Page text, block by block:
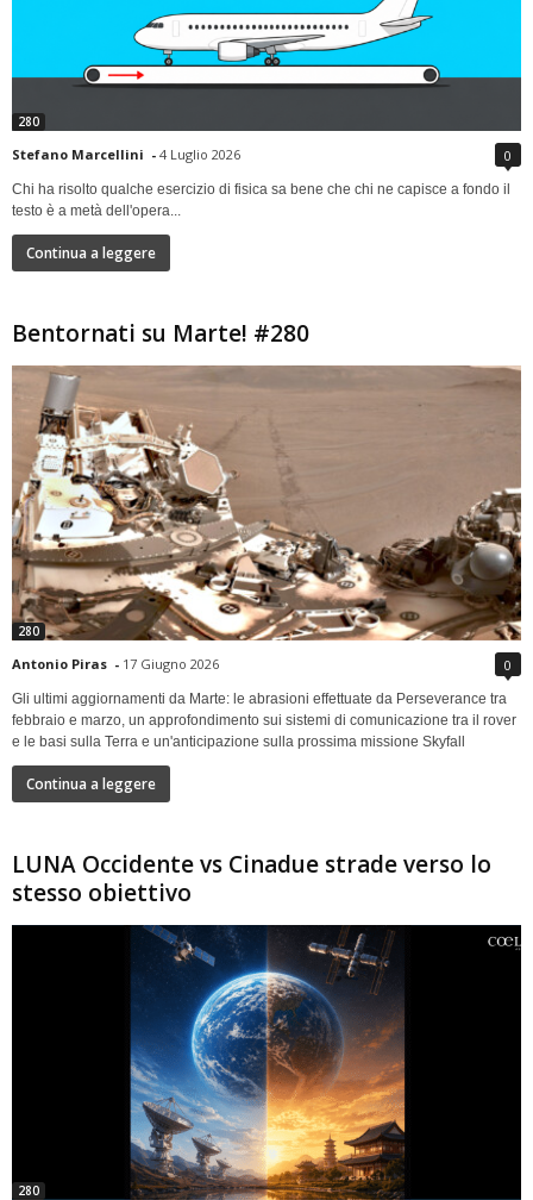
280
Stefano Marcellini - 4 Luglio 2026 0
Chi ha risolto qualche esercizio di fisica sa bene che chi ne capisce a fondo il
testo è a metà dell'opera...
Continua a leggere
Bentornati su Marte! #280
280
Antonio Piras - 17 Giugno 2026 0
Gli ultimi aggiornamenti da Marte: le abrasioni effettuate da Perseverance tra
febbraio e marzo, un approfondimento sui sistemi di comunicazione tra il rover
e le basi sulla Terra e un'anticipazione sulla prossima missione Skyfall
Continua a leggere
LUNA Occidente vs Cinadue strade verso lo
stesso obiettivo
280